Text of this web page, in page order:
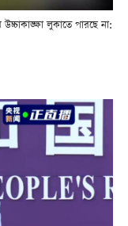
লুকাতে পারছে না: